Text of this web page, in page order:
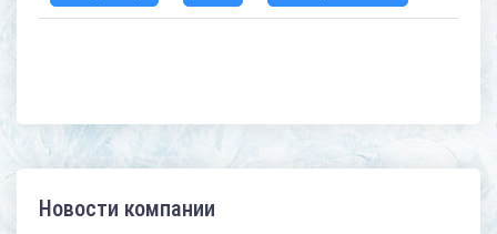
Новости компании